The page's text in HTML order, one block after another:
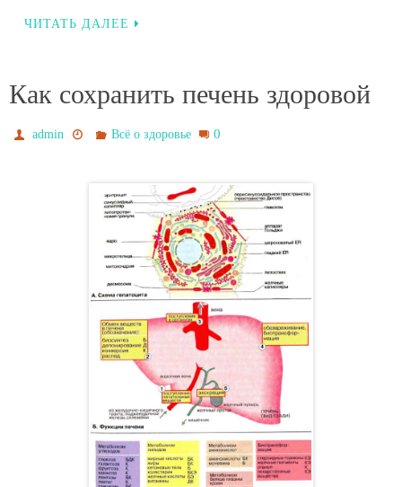
ЧИТАТЬ ДАЛЕЕ
Как сохранить печень здоровой
admin Всё о здоровье 0